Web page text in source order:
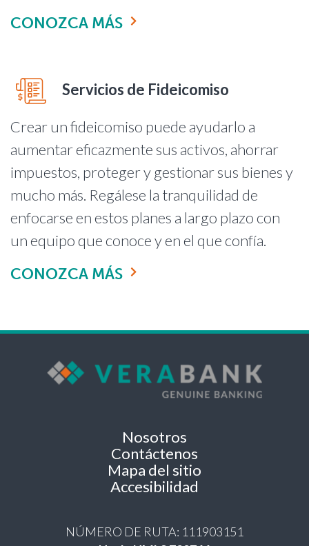
CONOZCA MÁS
Servicios de Fideicomiso
Crear un fideicomiso puede ayudarlo a
aumentar eficazmente sus activos, ahorrar
impuestos, proteger y gestionar sus bienes y
mucho más. Regálese la tranquilidad de
enfocarse en estos planes a largo plazo con
un equipo que conoce y en el que confía.
CONOZCA MÁS
Nosotros
Contáctenos
Mapa del sitio
Accesibilidad
NÚMERO DE RUTA: 111903151